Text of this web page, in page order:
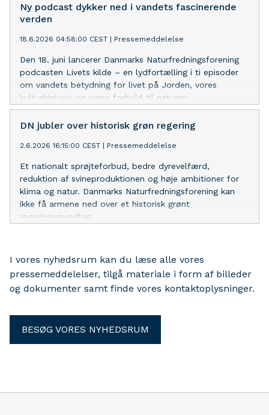
Ny podcast dykker ned i vandets fascinerende
verden
18.6.2026 04:58:00 CEST | Pressemeddelelse
Den 18. juni lancerer Danmarks Naturfredningsforening
podcasten Livets kilde – en lydfortælling i ti episoder
om vandets betydning for livet på Jorden, vores
kulturhistorie og vores forhold til naturen.
DN jubler over historisk grøn regering
2.6.2026 16:15:00 CEST | Pressemeddelelse
Et nationalt sprøjteforbud, bedre dyrevelfærd,
reduktion af svineproduktionen og høje ambitioner for
klima og natur. Danmarks Naturfredningsforening kan
ikke få armene ned over et historisk grønt
regeringsgrundlag.
I vores nyhedsrum kan du læse alle vores
pressemeddelelser, tilgå materiale i form af billeder
og dokumenter samt finde vores kontaktoplysninger.
BESØG VORES NYHEDSRUM